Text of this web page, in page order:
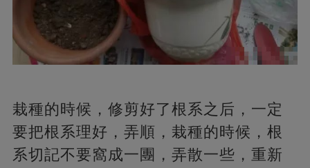
栽種的時候，修剪好了根系之后，一定
要把根系理好，弄順，栽種的時候，根
系切記不要窩成一團，弄散一些，重新